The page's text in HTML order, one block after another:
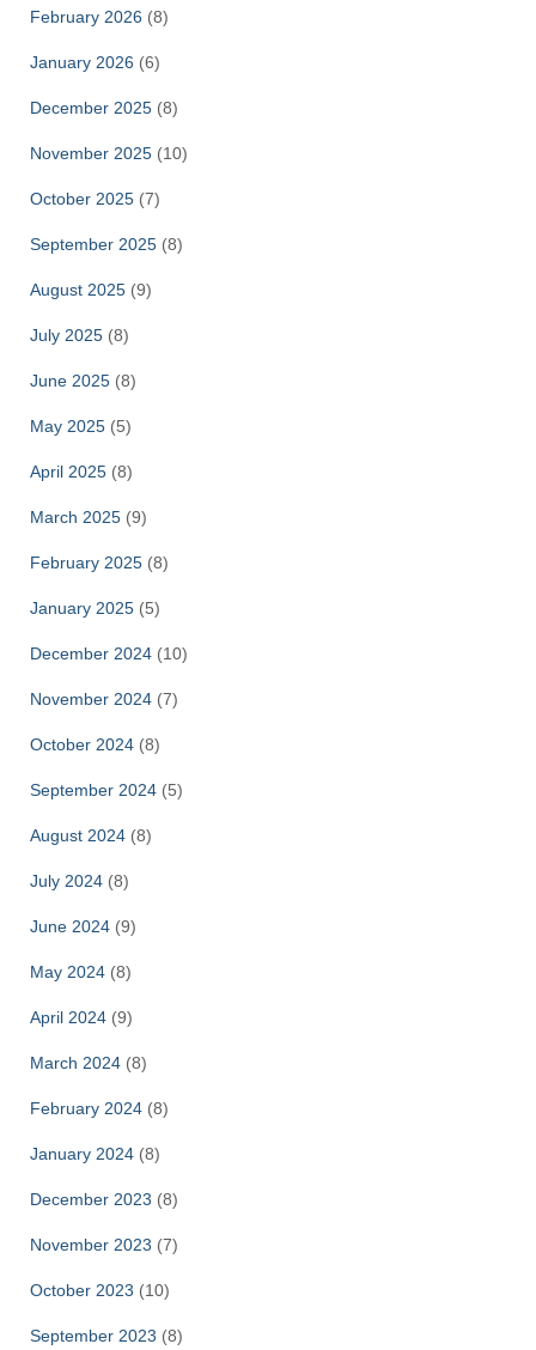
February 2026 (8)
January 2026 (6)
December 2025 (8)
November 2025 (10)
October 2025 (7)
September 2025 (8)
August 2025 (9)
July 2025 (8)
June 2025 (8)
May 2025 (5)
April 2025 (8)
March 2025 (9)
February 2025 (8)
January 2025 (5)
December 2024 (10)
November 2024 (7)
October 2024 (8)
September 2024 (5)
August 2024 (8)
July 2024 (8)
June 2024 (9)
May 2024 (8)
April 2024 (9)
March 2024 (8)
February 2024 (8)
January 2024 (8)
December 2023 (8)
November 2023 (7)
October 2023 (10)
September 2023 (8)